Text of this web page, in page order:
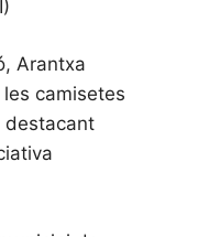
Arantxa
camisetes
destacant